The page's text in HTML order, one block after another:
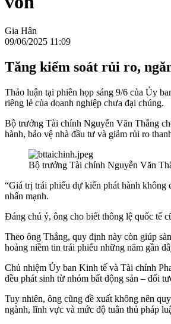
Gia Hân
09/06/2025 11:09
Tăng kiểm soát rủi ro,
Thảo luận tại phiên họp sáng 9/6 của Ủy
riêng lẻ của doanh nghiệp chưa đại chúng.
Bộ trưởng Tài chính Nguyễn Văn Thắng
hành, bảo vệ nhà đầu tư và giảm rủi ro
Bộ trưởng Tài chính Nguyễn Văn
“Giá trị trái phiếu dự kiến phát hành
nhấn mạnh.
Đáng chú ý, ông cho biết thông lệ quốc tế
Theo ông Thắng, quy định này còn giúp
hoảng niềm tin trái phiếu những năm gần
Chủ nhiệm Ủy ban Kinh tế và Tài chính
đều phát sinh từ nhóm bất động sản – đối
Tuy nhiên, ông cũng đề xuất không nên
ngành, lĩnh vực và mức độ tuân thủ pháp